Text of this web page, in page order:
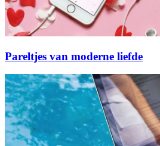
Pareltjes van moderne liefde